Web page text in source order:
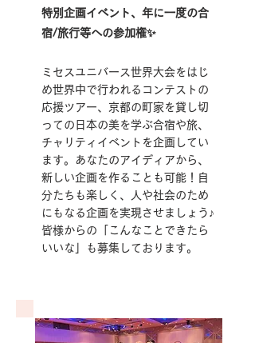
特別企画イベント、年に一度の合
宿/旅行等への参加権✨
ミセスユニバース世界大会をはじ
め世界中で行われるコンテストの
応援ツアー、京都の町家を貸し切
っての日本の美を学ぶ合宿や旅、
チャリティイベントを企画してい
ます。​あなたのアイディアから、
新しい企画を作ることも可能！自
分たちも楽しく、人や社会のため
にもなる企画を実現させましょう♪
皆様からの「こんなことできたら
いいな」も募集しております。